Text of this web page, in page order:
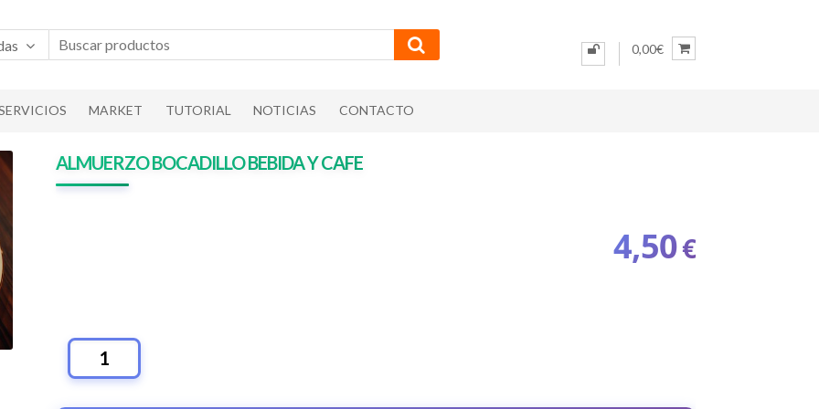
0,00€
MARKET TUTORIAL NOTICIAS CONTACTO
ALMUERZO BOCADILLO BEBIDA Y CAFE
4,50€
ALMUERZO